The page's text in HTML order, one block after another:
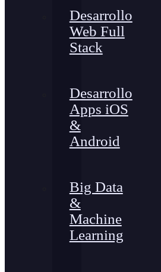
Desarrollo
Web Full
Stack
Desarrollo
Apps iOS
&
Android
Big Data
&
Machine
Learning